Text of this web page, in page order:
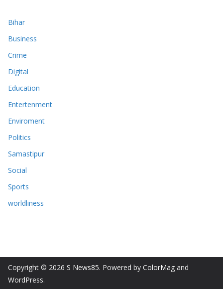
Bihar
Business
Crime
Digital
Education
Entertenment
Enviroment
Politics
Samastipur
Social
Sports
worldliness
Copyright © 2026 S News85. Powered by ColorMag and
WordPress.